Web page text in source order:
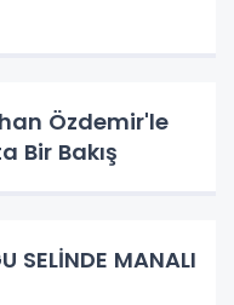
Özdemir'le
Bir Bakış
SELİNDE MANALI